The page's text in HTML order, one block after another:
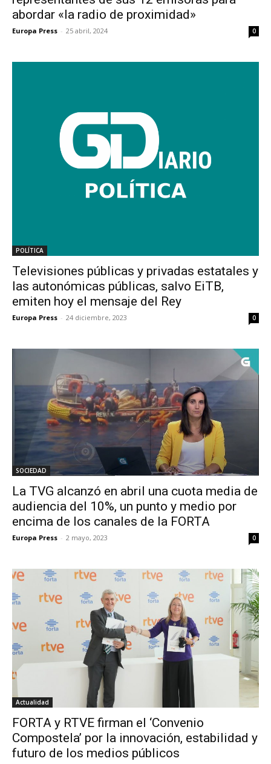
abordar «la radio de proximidad»
Europa Press - 25 abril, 2024 0
POLÍTICA
Televisiones públicas y privadas estatales y
las autonómicas públicas, salvo EiTB,
emiten hoy el mensaje del Rey
Europa Press - 24 diciembre, 2023 0
SOCIEDAD
La TVG alcanzó en abril una cuota media de
audiencia del 10%, un punto y medio por
encima de los canales de la FORTA
Europa Press - 2 mayo, 2023 0
Actualidad
FORTA y RTVE firman el ‘Convenio
Compostela’ por la innovación, estabilidad y
futuro de los medios públicos